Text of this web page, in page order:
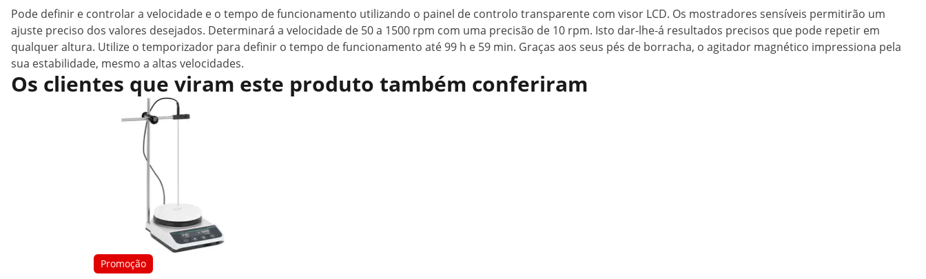
Pode definir e controlar a velocidade e o tempo de funcionamento utilizando o painel de controlo transparente com visor LCD. Os mostradores sensíveis permitirão um
ajuste preciso dos valores desejados. Determinará a velocidade de 50 a 1500 rpm com uma precisão de 10 rpm. Isto dar-lhe-á resultados precisos que pode repetir em
qualquer altura. Utilize o temporizador para definir o tempo de funcionamento até 99 h e 59 min. Graças aos seus pés de borracha, o agitador magnético impressiona pela
sua estabilidade, mesmo a altas velocidades.
Os clientes que viram este produto também conferiram
Promoção